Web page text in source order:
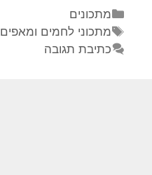
מתכונים
מתכוני לחמים ומאפים
כתיבת תגובה